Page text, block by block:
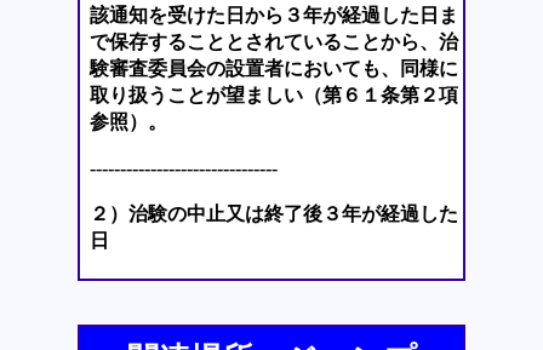
該通知を受けた日から３年が経過した日ま
で保存することとされていることから、治
験審査委員会の設置者においても、同様に
取り扱うことが望ましい（第６１条第２項
参照）。
-------------------------------
２）治験の中止又は終了後３年が経過した
日